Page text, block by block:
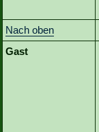
Nach oben
Gast